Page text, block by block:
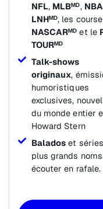
NFL, MLBᴹᴰ, NBA
LNHᴹᴰ, les
NASCARᴹᴰ et le
TOURᴹᴰ
Talk-shows
originaux,
humoristiques
exclusives,
du monde entier
Howard Stern
Balados et
plus grands
écouter en rafale.